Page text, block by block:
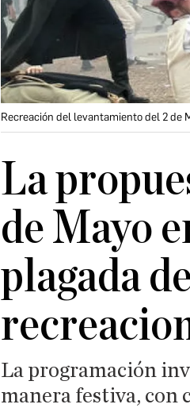
Recreación del levantamiento del 2 de
La
de Mayo
plagada
La programación
manera festiva, con